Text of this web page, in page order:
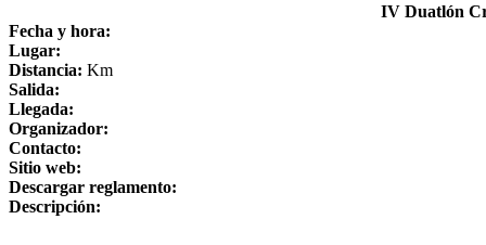
IV Duatlón
Fecha y hora:
Lugar:
Distancia: Km
Salida:
Llegada:
Organizador:
Contacto:
Sitio web:
Descargar reglamento:
Descripción: